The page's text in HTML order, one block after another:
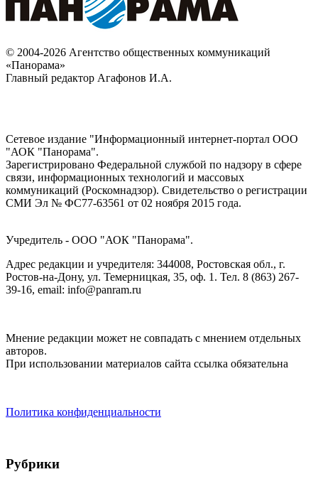
© 2004-2026 Агентство общественных коммуникаций
«Панорама»
Главный редактор Агафонов И.А.
Сетевое издание "Информационный интернет-портал ООО
"АОК "Панорама".
Зарегистрировано Федеральной службой по надзору в сфере
связи, информационных технологий и массовых
коммуникаций (Роскомнадзор). Cвидетельство о регистрации
СМИ Эл № ФС77-63561 от 02 ноября 2015 года.
Учредитель - ООО "АОК "Панорама".
Адрес редакции и учредителя: 344008, Ростовская обл., г.
Ростов-на-Дону, ул. Темерницкая, 35, оф. 1. Тел. 8 (863) 267-
39-16, email: info@panram.ru
Мнение редакции может не совпадать с мнением отдельных
авторов.
При использовании материалов сайта ссылка обязательна
Политика конфиденциальности
Рубрики